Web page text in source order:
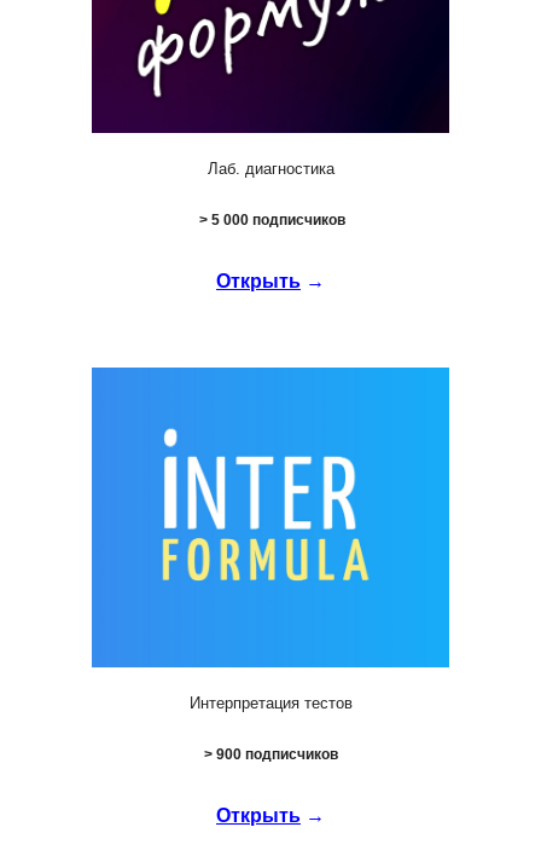
Лаб. диагностика
> 5 000 подписчиков
Открыть →
Интерпретация тестов
> 900 подписчиков
Открыть →